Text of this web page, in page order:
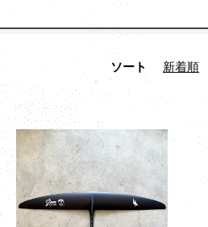
ソート 新着順